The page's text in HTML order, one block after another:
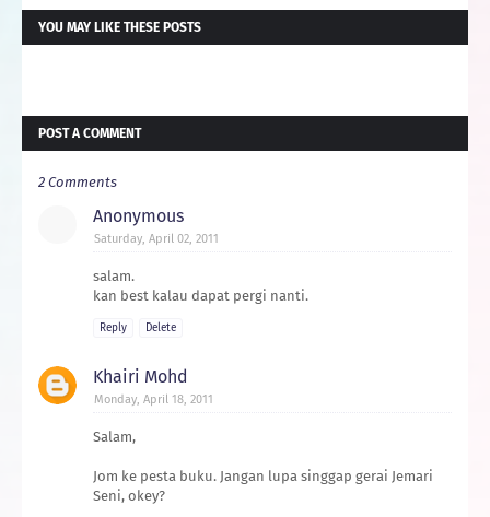
YOU MAY LIKE THESE POSTS
POST A COMMENT
2 Comments
Anonymous
Saturday, April 02, 2011
salam.
kan best kalau dapat pergi nanti.
Reply Delete
Khairi Mohd
Monday, April 18, 2011
Salam,
Jom ke pesta buku. Jangan lupa singgap gerai Jemari
Seni, okey?